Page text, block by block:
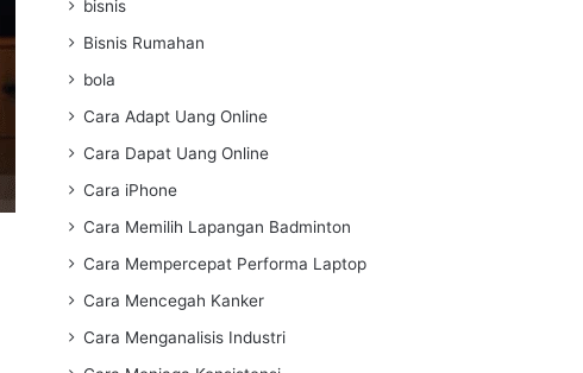
bisnis
Bisnis Rumahan
bola
Cara Adapt Uang Online
Cara Dapat Uang Online
Cara iPhone
Cara Memilih Lapangan Badminton
Cara Mempercepat Performa Laptop
Cara Mencegah Kanker
Cara Menganalisis Industri